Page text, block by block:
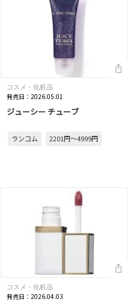
コスメ・化粧品
発売日：2026.05.01
ジューシー チューブ
ランコム 2201円～4999円
コスメ・化粧品
発売日：2026.04.03